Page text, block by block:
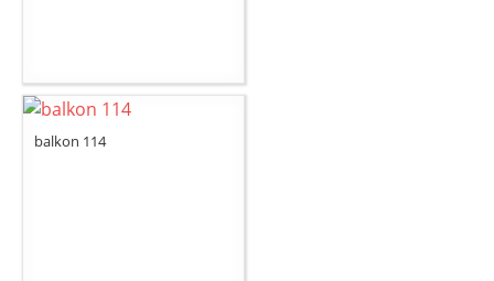
balkon 114